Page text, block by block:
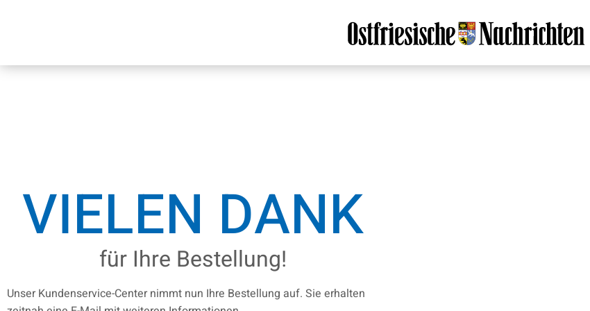
VIELEN DANK
für Ihre Bestellung!
Unser Kundenservice-Center nimmt nun Ihre Bestellung auf. Sie erhalten